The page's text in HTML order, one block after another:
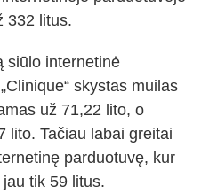
332 litus.
siūlo internetinė
skystas muilas
už 71,22 lito, o
lito. Tačiau labai greitai
parduotuvę, kur
tik 59 litus.